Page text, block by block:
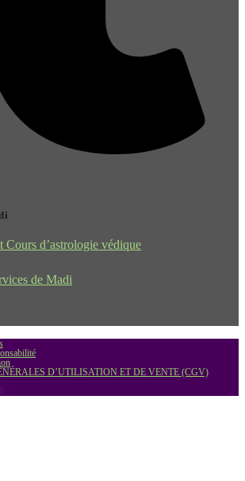
Cours d’astrologie védique
de Madi
D’UTILISATION ET DE VENTE (CGV)